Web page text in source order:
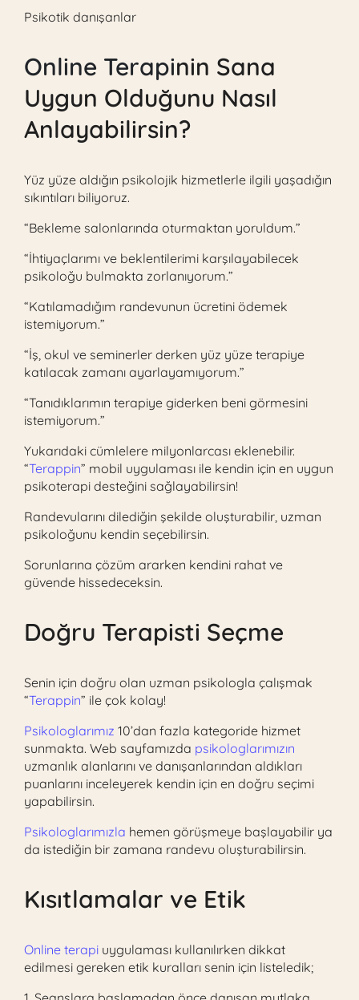
Psikotik danışanlar
Online Terapinin Sana
Uygun Olduğunu Nasıl
Anlayabilirsin?
Yüz yüze aldığın psikolojik hizmetlerle ilgili yaşadığın
sıkıntıları biliyoruz.
“Bekleme salonlarında oturmaktan yoruldum.”
“İhtiyaçlarımı ve beklentilerimi karşılayabilecek
psikoloğu bulmakta zorlanıyorum.”
“Katılamadığım randevunun ücretini ödemek
istemiyorum.”
“İş, okul ve seminerler derken yüz yüze terapiye
katılacak zamanı ayarlayamıyorum.”
“Tanıdıklarımın terapiye giderken beni görmesini
istemiyorum.”
Yukarıdaki cümlelere milyonlarcası eklenebilir.
“Terappin” mobil uygulaması ile kendin için en uygun
psikoterapi desteğini sağlayabilirsin!
Randevularını dilediğin şekilde oluşturabilir, uzman
psikoloğunu kendin seçebilirsin.
Sorunlarına çözüm ararken kendini rahat ve
güvende hissedeceksin.
Doğru Terapisti Seçme
Senin için doğru olan uzman psikologla çalışmak
“Terappin” ile çok kolay!
Psikologlarımız 10’dan fazla kategoride hizmet
sunmakta. Web sayfamızda psikologlarımızın
uzmanlık alanlarını ve danışanlarından aldıkları
puanlarını inceleyerek kendin için en doğru seçimi
yapabilirsin.
Psikologlarımızla hemen görüşmeye başlayabilir ya
da istediğin bir zamana randevu oluşturabilirsin.
Kısıtlamalar ve Etik
Online terapi uygulaması kullanılırken dikkat
edilmesi gereken etik kuralları senin için listeledik;